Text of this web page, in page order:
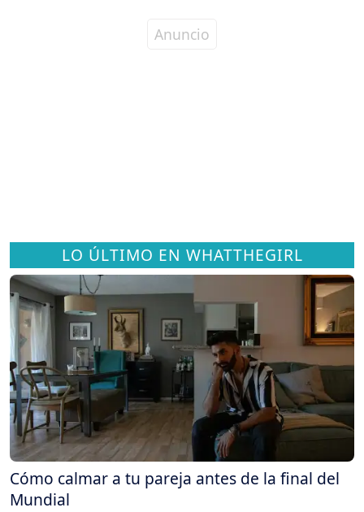
LO ÚLTIMO EN WHATTHEGIRL
Cómo calmar a tu pareja antes de la final del
Mundial